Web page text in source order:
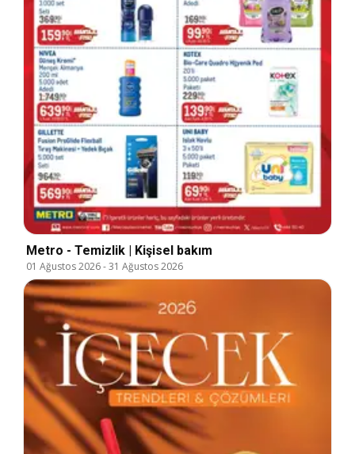
Metro - Temizlik | Kişisel bakım
01 Ağustos 2026-31 Ağustos 2026